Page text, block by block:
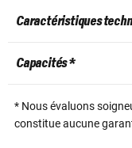
Caractéristiques
Capacités *
* Nous évaluons
constitue aucune